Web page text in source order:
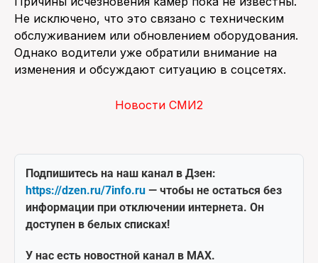
Не исключено, что это связано с техническим
обслуживанием или обновлением оборудования.
Однако водители уже обратили внимание на
изменения и обсуждают ситуацию в соцсетях.
Новости СМИ2
Подпишитесь на наш канал в Дзен:
https://dzen.ru/7info.ru — чтобы не остаться без
информации при отключении интернета. Он
доступен в белых списках!
У нас есть новостной канал в MAX.